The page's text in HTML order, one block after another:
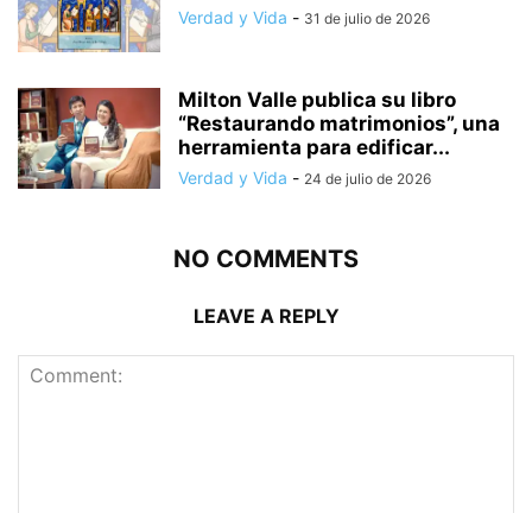
Verdad y Vida - 31 de julio de 2026
Milton Valle publica su libro
“Restaurando matrimonios”, una
herramienta para edificar...
Verdad y Vida - 24 de julio de 2026
NO COMMENTS
LEAVE A REPLY